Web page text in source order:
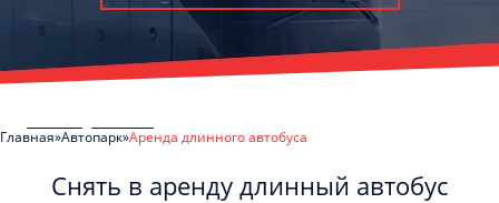
Главная Автопарк Аренда длинного автобуса
Снять в аренду длинный автобус